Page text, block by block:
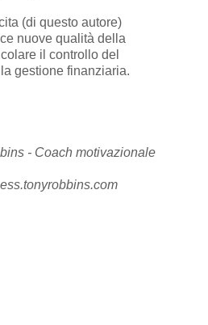
(di questo autore)
nuove qualità della
il controllo del
gestione finanziaria.
- Coach motivazionale